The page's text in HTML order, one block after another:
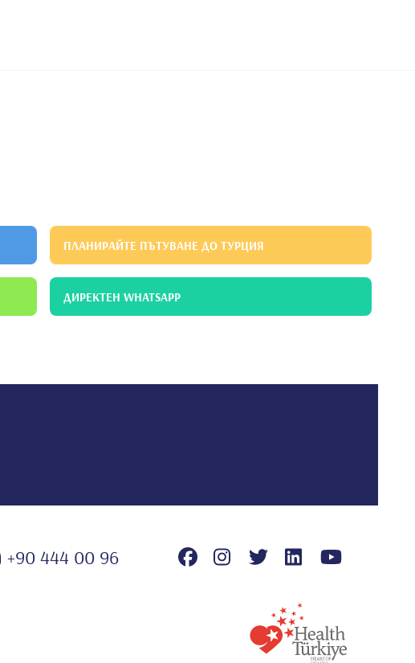
ПЛАНИРАЙТЕ ПЪТУВАНЕ ДО ТУРЦИЯ
ДИРЕКТЕН WHATSAPP
+90 444 00 96